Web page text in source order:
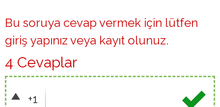
Bu soruya cevap vermek için lütfen
giriş yapınız veya kayıt olunuz.
4 Cevaplar
+1